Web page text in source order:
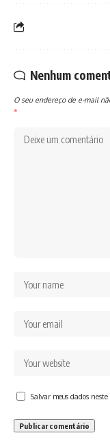
Nenhum
O seu endereço de e-mail
*
Salvar meus dados